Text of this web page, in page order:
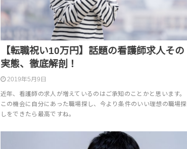
【転職祝い10万円】話題の看護師求人その
実態、徹底解剖！
2019年5月9日
近年、看護師の求人が増えているのはご承知のことかと思います。
この機会に自分にあった職場探し、今より条件のいい理想の職場探
しをできたら最高ですね。